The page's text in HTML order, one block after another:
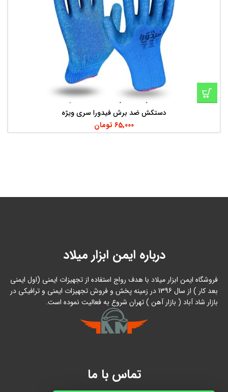
دستکش ضد برش فیدورا سری ویژه
65,000 تومان
درباره ایمن ابزار میلاد
فروشگاه ایمن ابزار میلاد با هدف رواج استفاده از تجهیزات ایمنی (اول ایمنی
بعد کار ) از سال 1396 در زمینه پخش و فروش تجهیزات ایمنی و ترافیکی در
بازار شاد آباد ( بازار آهن ) تهران شروع به فعالیت نموده است.
تماس با ما